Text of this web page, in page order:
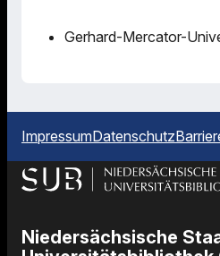
Gerhard-Mercator-
ImpressumDatenschutz
Niedersächsische